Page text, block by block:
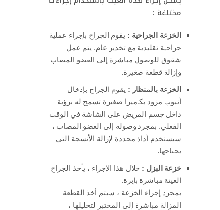
مختلفة :
الخزعة الجراحية : يقوم الجراح بإجراء عملية
جراحية تقليدية مع تخدير عام. يتم عمل
شقوق للوصول مباشرة إلى العضو المصاب
وإزالة قطعة صغيرة.
الخزعة بالمنظار : يقوم الجراح بإدخال
أنبوب مزود بكاميرا صغيرة تسمح له برؤية
داخل جسم المريض على الشاشة في الوقت
الفعلي. بمجرد وصوله إلى العضو المصاب ،
سيستخدم أداة محددة لإزالة الأنسجة التي
يحتاجها.
خزعة البزل : خلال هذا الإجراء ، يأخذ الجراح
العينة مباشرة بإبرة.
بمجرد إجراء الخزعة ، سيتم أخذ القطعة
المزالة مباشرة إلى المختبر لتحليلها ،